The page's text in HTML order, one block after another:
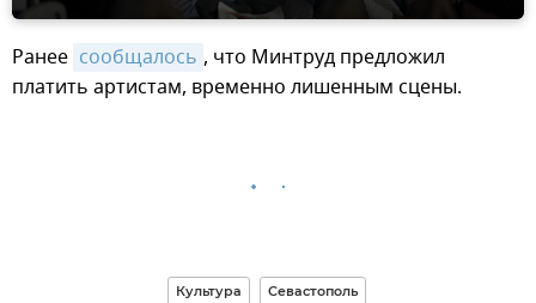
Ранее сообщалось , что Минтруд предложил
платить артистам, временно лишенным сцены.
Культура Севастополь